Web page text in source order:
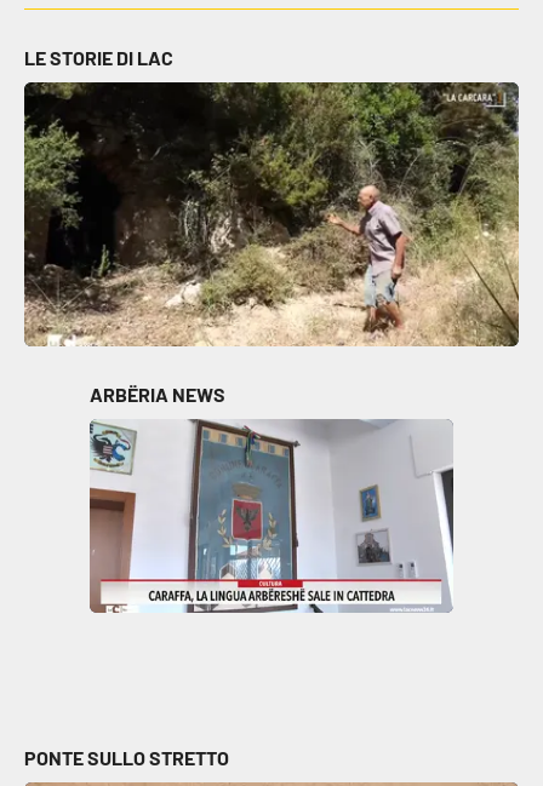
LE STORIE DI LAC
ARBËRIA NEWS
PONTE SULLO STRETTO